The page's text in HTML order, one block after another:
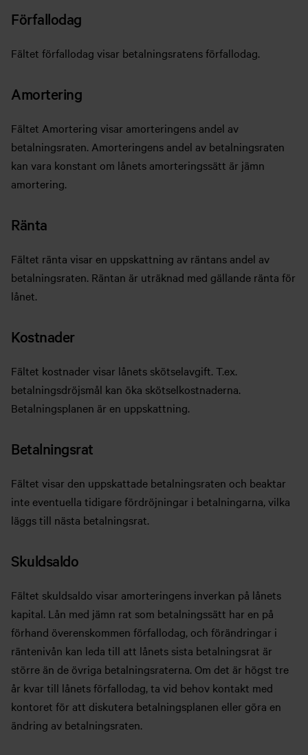
Förfallodag
Fältet förfallodag visar betalningsratens förfallodag.
Amortering
Fältet Amortering visar amorteringens andel av
betalningsraten. Amorteringens andel av betalningsraten
kan vara konstant om lånets amorteringssätt är jämn
amortering.
Ränta
Fältet ränta visar en uppskattning av räntans andel av
betalningsraten. Räntan är uträknad med gällande ränta för
lånet.
Kostnader
Fältet kostnader visar lånets skötselavgift. T.ex.
betalningsdröjsmål kan öka skötselkostnaderna.
Betalningsplanen är en uppskattning.
Betalningsrat
Fältet visar den uppskattade betalningsraten och beaktar
inte eventuella tidigare fördröjningar i betalningarna, vilka
läggs till nästa betalningsrat.
Skuldsaldo
Fältet skuldsaldo visar amorteringens inverkan på lånets
kapital. Lån med jämn rat som betalningssätt har en på
förhand överenskommen förfallodag, och förändringar i
räntenivån kan leda till att lånets sista betalningsrat är
större än de övriga betalningsraterna. Om det är högst tre
år kvar till lånets förfallodag, ta vid behov kontakt med
kontoret för att diskutera betalningsplanen eller göra en
ändring av betalningsraten.